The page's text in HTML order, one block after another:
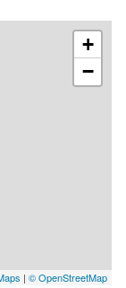
+
−
| © OpenStreetMap